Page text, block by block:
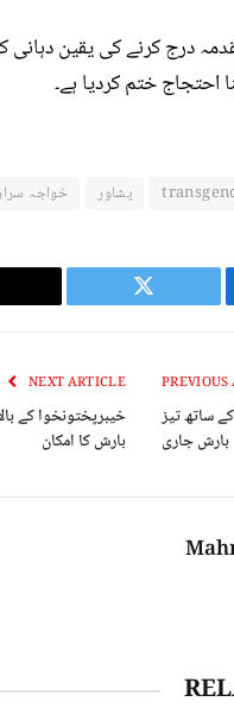
درج کرنے کی یقین دہانی
احتجاج ختم کردیا ہے۔
پشاور خواجہ
Twitter
ساتھ تیز
بارش جاری
NEXT ARTICLE
خیبرپختونخوا کے
بارش کا امکان